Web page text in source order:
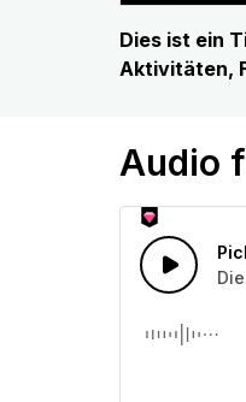
Dies ist ein
Aktivitäten,
Audio